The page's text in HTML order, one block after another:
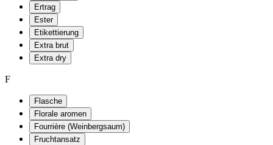
Ertrag
Ester
Etikettierung
Extra brut
Extra dry
F
Flasche
Florale aromen
Fourrière (Weinbergsaum)
Fruchtansatz